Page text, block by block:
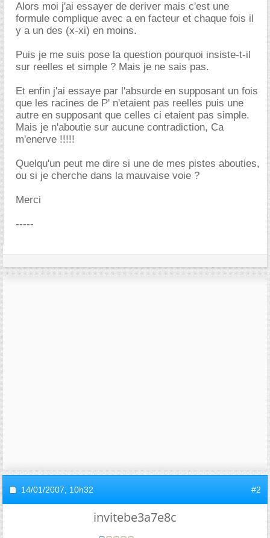
Alors moi j'ai essayer de deriver mais c'est une
formule complique avec a en facteur et chaque fois il
y a un des (x-xi) en moins.
Puis je me suis pose la question pourquoi insiste-t-il
sur reelles et simple ? Mais je ne sais pas.
Et enfin j'ai essaye par l'absurde en supposant un fois
que les racines de P' n'etaient pas reelles puis une
autre en supposant que celles ci etaient pas simple.
Mais je n'aboutie sur aucune contradiction, Ca
m'enerve !!!!!
Quelqu'un peut me dire si une de mes pistes abouties,
ou si je cherche dans la mauvaise voie ?
Merci
-----
14/01/2007, 10h32 #2
invitebe3a7e8c